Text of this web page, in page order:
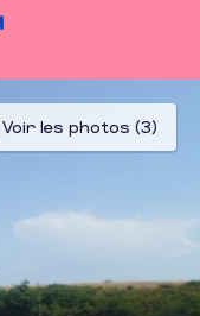
Voir les photos (3)